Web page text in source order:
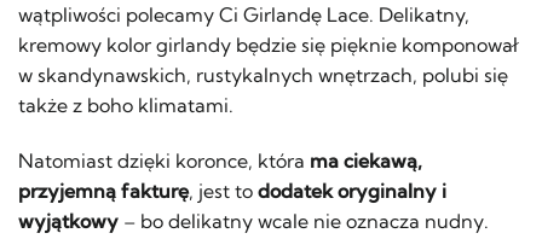
wątpliwości polecamy Ci Girlandę Lace. Delikatny,
kremowy kolor girlandy będzie się pięknie komponował
w skandynawskich, rustykalnych wnętrzach, polubi się
także z boho klimatami.
Natomiast dzięki koronce, która ma ciekawą,
przyjemną fakturę, jest to dodatek oryginalny i
wyjątkowy – bo delikatny wcale nie oznacza nudny.